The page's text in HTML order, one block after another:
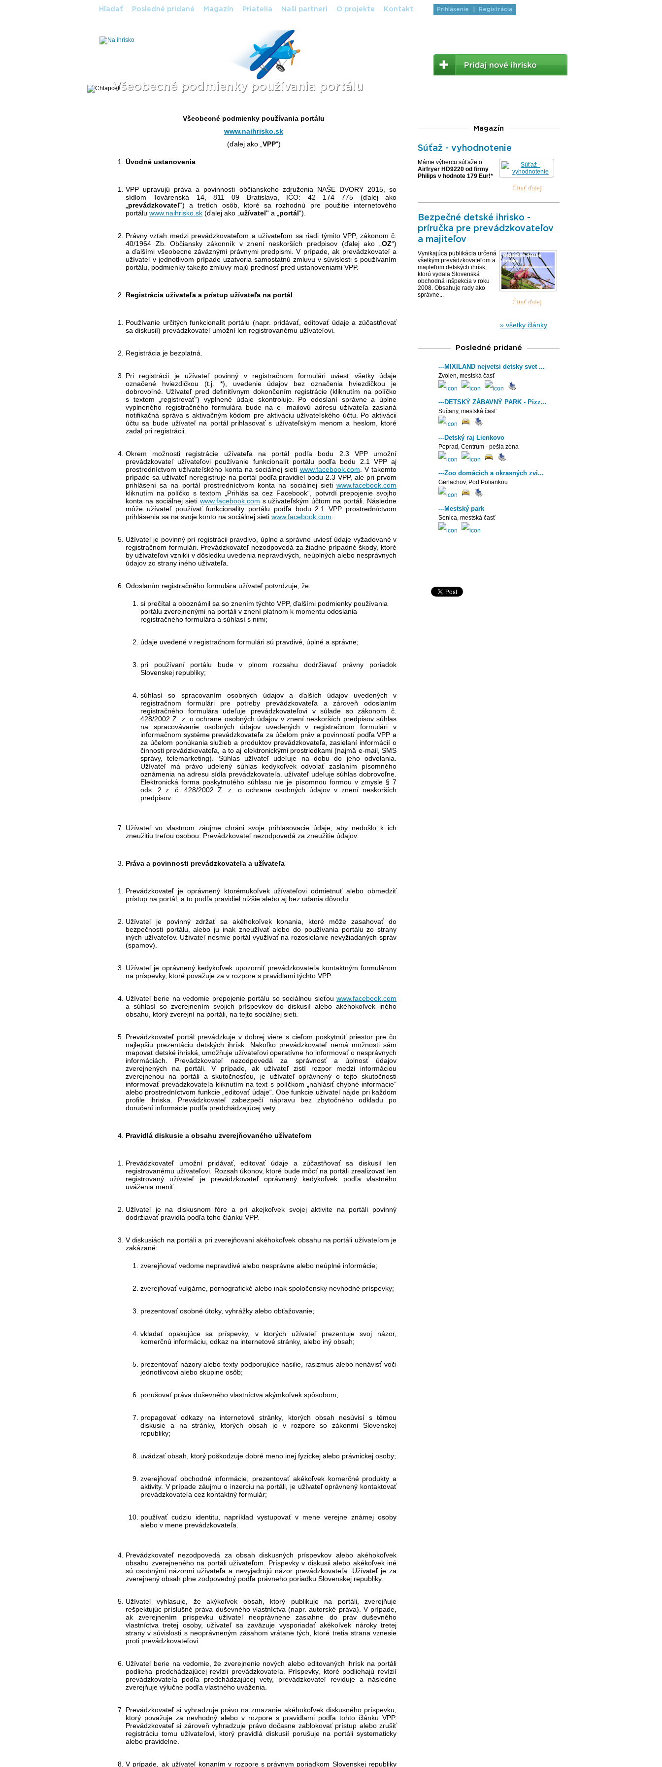
Hľadať Posledné pridané Magazín Priatelia Naši partneri O projekte Kontakt Prihlásenie Registrácia
Všeobecné podmienky používania portálu
Všeobecné podmienky používania portálu
www.naihrisko.sk
(ďalej ako „ VPP“)
Úvodné ustanovenia
VPP upravujú práva a povinnosti občianskeho združenia NAŠE DVORY 2015, so
sídlom Továrenská 14, 811 09 Bratislava, IČO: 42 174 775 (ďalej ako
prevádzkovateľ“) a tretích osôb, ktoré sa rozhodnú pre použitie internetového
portálu www.naihrisko.sk (ďalej ako „ užívateľ“ a „ portál“).
Právny vzťah medzi prevádzkovateľom a užívateľom sa riadi týmito VPP, zákonom č.
40/1964 Zb. Občiansky zákonník v znení neskorších predpisov (ďalej ako „ OZ“)
a ďalšími všeobecne záväznými právnymi predpismi. V prípade, ak prevádzkovateľ a
užívateľ v jednotlivom prípade uzatvoria samostatnú zmluvu v súvislosti s používaním
portálu, podmienky takejto zmluvy majú prednosť pred ustanoveniami VPP.
Registrácia užívateľa a prístup užívateľa na portál
Používanie určitých funkcionalít portálu (napr. pridávať, editovať údaje a zúčastňovať
sa diskusií) prevádzkovateľ umožní len registrovanému užívateľovi.
Registrácia je bezplatná.
Pri registrácii je užívateľ povinný v registračnom formulári uviesť všetky údaje
označené hviezdičkou (t.j. *), uvedenie údajov bez označenia hviezdičkou je
dobrovoľné. Užívateľ pred definitívnym dokončením registrácie (kliknutím na políčko
s textom „registrovať“) vyplnené údaje skontroluje. Po odoslaní správne a úplne
vyplneného registračného formulára bude na e- mailovú adresu užívateľa zaslaná
notifikačná správa s aktivačným kódom pre aktiváciu užívateľského účtu. Po aktivácii
účtu sa bude užívateľ na portál prihlasovať s užívateľským menom a heslom, ktoré
zadal pri registrácii.
Okrem možnosti registrácie užívateľa na portál podľa bodu 2.3 VPP umožní
prevádzkovateľ užívateľovi používanie funkcionalít portálu podľa bodu 2.1 VPP aj
prostredníctvom užívateľského konta na sociálnej sieti www.facebook.com . V takomto
prípade sa užívateľ neregistruje na portál podľa pravidiel bodu 2.3 VPP, ale pri prvom
prihlásení sa na portál prostredníctvom konta na sociálnej sieti www.facebook.com
kliknutím na políčko s textom „Prihlás sa cez Facebook“, potvrdí prepojenie svojho
konta na sociálnej sieti www.facebook.com s užívateľským účtom na portáli. Následne
môže užívateľ používať funkcionality portálu podľa bodu 2.1 VPP prostredníctvom
prihlásenia sa na svoje konto na sociálnej sieti www.facebook.com
Užívateľ je povinný pri registrácii pravdivo, úplne a správne uviesť údaje vyžadované v
registračnom formulári. Prevádzkovateľ nezodpovedá za žiadne prípadné škody, ktoré
by užívateľovi vznikli v dôsledku uvedenia nepravdivých, neúplných alebo nesprávnych
údajov zo strany iného užívateľa.
Odoslaním registračného formulára užívateľ potvrdzuje, že:
si prečítal a oboznámil sa so znením týchto VPP, ďalšími podmienky používania
portálu zverejnenými na portáli v znení platnom k momentu odoslania
registračného formulára a súhlasí s nimi;
údaje uvedené v registračnom formulári sú pravdivé, úplné a správne;
pri používaní portálu bude v plnom rozsahu dodržiavať právny poriadok
Slovenskej republiky;
súhlasí so spracovaním osobných údajov a ďalších údajov uvedených v
registračnom formulári pre potreby prevádzkovateľa a zároveň odoslaním
registračného formulára udeľuje prevádzkovateľovi v súlade so zákonom č.
428/2002 Z. z. o ochrane osobných údajov v znení neskorších predpisov súhlas
na spracovávanie osobných údajov uvedených v registračnom formulári v
informačnom systéme prevádzkovateľa za účelom práv a povinností podľa VPP a
za účelom ponúkania služieb a produktov prevádzkovateľa, zasielaní informácií o
činnosti prevádzkovateľa, a to aj elektronickými prostriedkami (najmä e-mail, SMS
správy, telemarketing). Súhlas užívateľ udeľuje na dobu do jeho odvolania.
Užívateľ má právo udelený súhlas kedykoľvek odvolať zaslaním písomného
oznámenia na adresu sídla prevádzkovateľa. užívateľ udeľuje súhlas dobrovoľne.
Elektronická forma poskytnutého súhlasu nie je písomnou formou v zmysle § 7
ods. 2 z. č. 428/2002 Z. z. o ochrane osobných údajov v znení neskorších
predpisov.
Užívateľ vo vlastnom záujme chráni svoje prihlasovacie údaje, aby nedošlo k ich
zneužitiu treťou osobou. Prevádzkovateľ nezodpovedá za zneužitie údajov.
Práva a povinnosti prevádzkovateľa a užívateľa
Prevádzkovateľ je oprávnený ktorémukoľvek užívateľovi odmietnuť alebo obmedziť
prístup na portál, a to podľa pravidiel nižšie alebo aj bez udania dôvodu.
Užívateľ je povinný zdržať sa akéhokoľvek konania, ktoré môže zasahovať do
bezpečnosti portálu, alebo ju inak zneužívať alebo do používania portálu zo strany
iných užívateľov. Užívateľ nesmie portál využívať na rozosielanie nevyžiadaných správ
(spamov).
Užívateľ je oprávnený kedykoľvek upozorniť prevádzkovateľa kontaktným formulárom
na príspevky, ktoré považuje za v rozpore s pravidlami týchto VPP.
Užívateľ berie na vedomie prepojenie portálu so sociálnou sieťou www.facebook.com
a súhlasí so zverejnením svojich príspevkov do diskusií alebo akéhokoľvek iného
obsahu, ktorý zverejní na portáli, na tejto sociálnej sieti.
Prevádzkovateľ portál prevádzkuje v dobrej viere s cieľom poskytnúť priestor pre čo
najlepšiu prezentáciu detských ihrísk. Nakoľko prevádzkovateľ nemá možnosti sám
mapovať detské ihriská, umožňuje užívateľovi operatívne ho informovať o nesprávnych
informáciách. Prevádzkovateľ nezodpovedá za správnosť a úplnosť údajov
zverejnených na portáli. V prípade, ak užívateľ zistí rozpor medzi informáciou
zverejnenou na portáli a skutočnosťou, je užívateľ oprávnený o tejto skutočnosti
informovať prevádzkovateľa kliknutím na text s políčkom „nahlásiť chybné informácie“
alebo prostredníctvom funkcie „editovať údaje“. Obe funkcie užívateľ nájde pri každom
profile ihriska. Prevádzkovateľ zabezpečí nápravu bez zbytočného odkladu po
doručení informácie podľa predchádzajúcej vety.
Pravidlá diskusie a obsahu zverejňovaného užívateľom
Prevádzkovateľ umožní pridávať, editovať údaje a zúčastňovať sa diskusií len
registrovanému užívateľovi. Rozsah úkonov, ktoré bude môcť na portáli zrealizovať len
registrovaný užívateľ je prevádzkovateľ oprávnený kedykoľvek podľa vlastného
uváženia meniť.
Užívateľ je na diskusnom fóre a pri akejkoľvek svojej aktivite na portáli povinný
dodržiavať pravidlá podľa toho článku VPP.
V diskusiách na portáli a pri zverejňovaní akéhokoľvek obsahu na portáli užívateľom je
zakázané:
zverejňovať vedome nepravdivé alebo nesprávne alebo neúplné informácie;
zverejňovať vulgárne, pornografické alebo inak spoločensky nevhodné príspevky;
prezentovať osobné útoky, vyhrážky alebo obťažovanie;
vkladať opakujúce sa príspevky, v ktorých užívateľ prezentuje svoj názor,
komerčnú informáciu, odkaz na internetové stránky, alebo iný obsah;
prezentovať názory alebo texty podporujúce násilie, rasizmus alebo nenávisť voči
jednotlivcovi alebo skupine osôb;
porušovať práva duševného vlastníctva akýmkoľvek spôsobom;
propagovať odkazy na internetové stránky, ktorých obsah nesúvisí s témou
diskusie a na stránky, ktorých obsah je v rozpore so zákonmi Slovenskej
republiky;
uvádzať obsah, ktorý poškodzuje dobré meno inej fyzickej alebo právnickej osoby;
zverejňovať obchodné informácie, prezentovať akékoľvek komerčné produkty a
aktivity. V prípade záujmu o inzerciu na portáli, je užívateľ oprávnený kontaktovať
prevádzkovateľa cez kontaktný formulár;
používať cudziu identitu, napríklad vystupovať v mene verejne známej osoby
alebo v mene prevádzkovateľa.
Prevádzkovateľ nezodpovedá za obsah diskusných príspevkov alebo akéhokoľvek
obsahu zverejneného na portáli užívateľom. Príspevky v diskusii alebo akékoľvek iné
sú osobnými názormi užívateľa a nevyjadrujú názor prevádzkovateľa. Užívateľ je za
zverejnený obsah plne zodpovedný podľa právneho poriadku Slovenskej republiky.
Užívateľ vyhlasuje, že akýkoľvek obsah, ktorý publikuje na portáli, zverejňuje
rešpektujúc príslušné práva duševného vlastníctva (napr. autorské práva). V prípade,
ak zverejnením príspevku užívateľ neoprávnene zasiahne do práv duševného
vlastníctva tretej osoby, užívateľ sa zaväzuje vysporiadať akékoľvek nároky tretej
strany v súvislosti s neoprávneným zásahom vrátane tých, ktoré tretia strana vznesie
proti prevádzkovateľovi.
Užívateľ berie na vedomie, že zverejnenie nových alebo editovaných ihrísk na portáli
podlieha predchádzajúcej revízii prevádzkovateľa. Príspevky, ktoré podliehajú revízií
prevádzkovateľa podľa predchádzajúcej vety, prevádzkovateľ reviduje a následne
zverejňuje výlučne podľa vlastného uváženia.
Prevádzkovateľ si vyhradzuje právo na zmazanie akéhokoľvek diskusného príspevku,
ktorý považuje za nevhodný alebo v rozpore s pravidlami podľa tohto článku VPP.
Prevádzkovateľ si zároveň vyhradzuje právo dočasne zablokovať prístup alebo zrušiť
registráciu tomu užívateľovi, ktorý pravidlá diskusií porušuje na portáli systematicky
alebo pravidelne.
V prípade, ak užívateľ konaním v rozpore s právnym poriadkom Slovenskej republiky
Magazín
Súťaž - vyhodnotenie
Máme výhercu súťaže o
Airfryer HD9220 od firmy
Philips v hodnote 179 Eur!*
Bezpečné detské ihrisko -
príručka pre prevádzkovateľov
a majiteľov
Vynikajúca publikácia určená
všetkým prevádzkovateľom a
majiteľom detských ihrísk,
ktorú vydala Slovenská
obchodná inšpekcia v roku
2008. Obsahuje rady ako
správne...
» všetky články
Posledné pridané
---MIXILAND nejvetsi detsky svet ...
Zvolen, mestská časť
---DETSKÝ ZÁBAVNÝ PARK - Pizz...
Sučany, mestská časť
---Detský raj Lienkovo
Poprad, Centrum - pešia zóna
---Zoo domácich a okrasných zvi...
Gerlachov, Pod Poliankou
---Mestský park
Senica, mestská časť